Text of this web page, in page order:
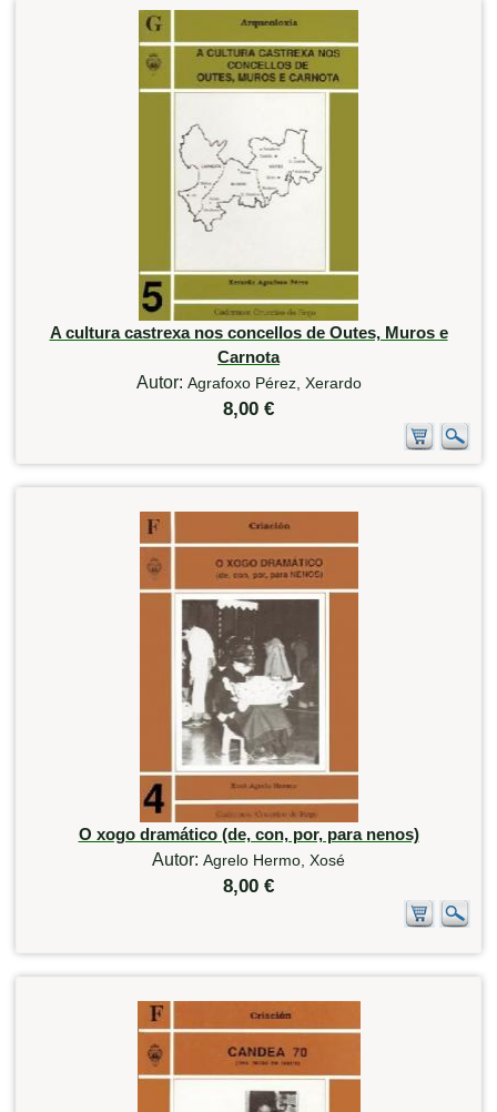
A cultura castrexa nos concellos de Outes, Muros e
Carnota
Autor: Agrafoxo Pérez, Xerardo
8,00 €
O xogo dramático (de, con, por, para nenos)
Autor: Agrelo Hermo, Xosé
8,00 €